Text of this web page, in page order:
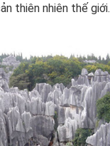
thiên nhiên thế giới.